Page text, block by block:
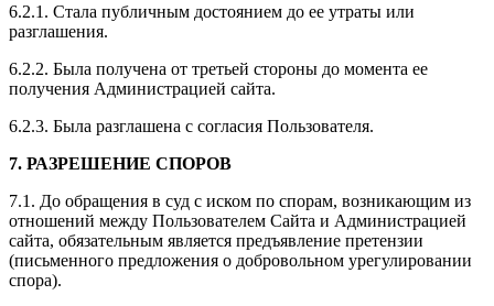
6.2.1. Стала публичным достоянием до ее утраты или
разглашения.
6.2.2. Была получена от третьей стороны до момента ее
получения Администрацией сайта.
6.2.3. Была разглашена с согласия Пользователя.
7. РАЗРЕШЕНИЕ СПОРОВ
7.1. До обращения в суд с иском по спорам, возникающим из
отношений между Пользователем Сайта и Администрацией
сайта, обязательным является предъявление претензии
(письменного предложения о добровольном урегулировании
спора).